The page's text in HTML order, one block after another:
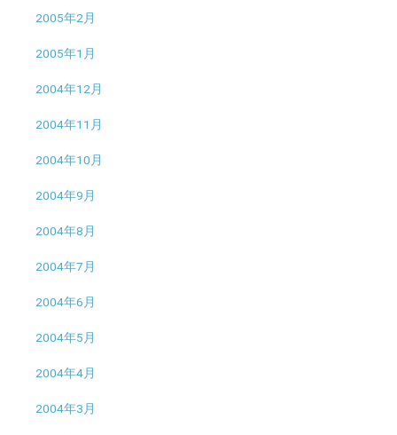
2005年2月
2005年1月
2004年12月
2004年11月
2004年10月
2004年9月
2004年8月
2004年7月
2004年6月
2004年5月
2004年4月
2004年3月